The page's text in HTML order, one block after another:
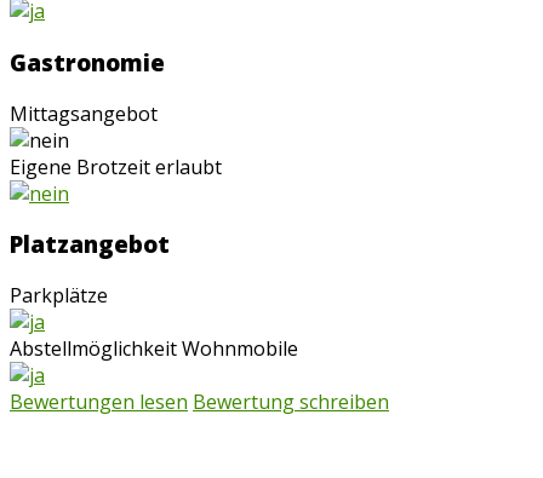
Gastronomie
Mittagsangebot
Eigene Brotzeit erlaubt
Platzangebot
Parkplätze
Abstellmöglichkeit Wohnmobile
Bewertungen lesen Bewertung schreiben